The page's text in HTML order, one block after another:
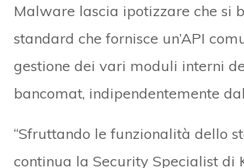
Malware lascia ipotizzare che si
standard che fornisce un’API
gestione dei vari moduli interni
bancomat, indipendentemente
“Sfruttando le funzionalità dello
continua la Security Specialist di